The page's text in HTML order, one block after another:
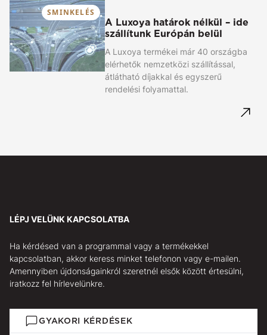
SMINKELÉS
A Luxoya határok nélkül – ide
szállítunk Európán belül
A Luxoya termékei már 40 országba
elérhetők nemzetközi szállítással,
átlátható díjakkal és egyszerű
rendelési folyamattal.
LÉPJ VELÜNK KAPCSOLATBA
Ha kérdésed van a programmal vagy a termékekkel
kapcsolatban, akkor keress minket telefonon vagy e-mailen.
Amennyiben újdonságainkról szeretnél elsők között értesülni,
iratkozz fel hírlevelünkre.
GYAKORI KÉRDÉSEK